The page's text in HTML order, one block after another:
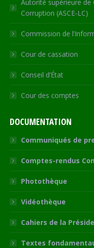
Autorité supérieure de
Corruption (ASCE-LC)
Commission de
Cour de cassation
Conseil d’État
Cour des comptes
DOCUMENTATION
Communiqués de
Comptes-rendus
Photothèque
Vidéothèque
Cahiers de la
Textes